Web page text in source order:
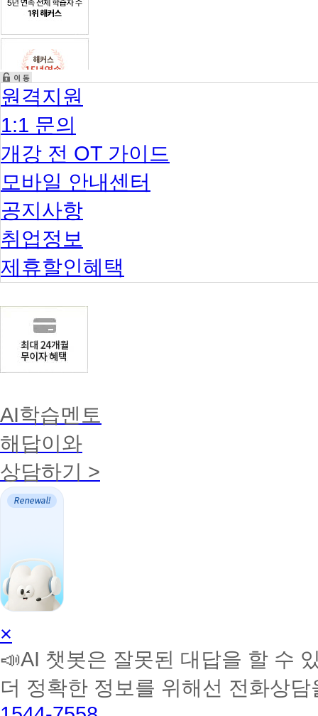
원격지원
1:1 문의
개강 전 OT 가이드
모바일 안내센터
공지사항
취업정보
제휴할인혜택
AI학습멘토
해답이와
상담하기 >
AI
학
습
토
×
📣AI 챗봇은 잘못된 대답을 할 수
더 정확한 정보를 위해선 전화상